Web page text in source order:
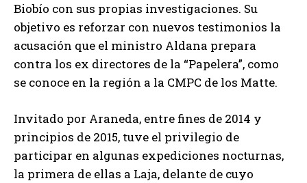
Biobío con sus propias investigaciones. Su
objetivo es reforzar con nuevos testimonios la
acusación que el ministro Aldana prepara
contra los ex directores de la “Papelera”, como
se conoce en la región a la CMPC de los Matte.
Invitado por Araneda, entre fines de 2014 y
principios de 2015, tuve el privilegio de
participar en algunas expediciones nocturnas,
la primera de ellas a Laja, delante de cuyo